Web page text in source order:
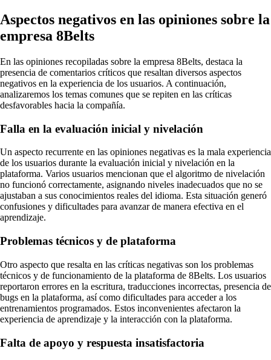
Aspectos negativos en las opiniones sobre la
empresa 8Belts
En las opiniones recopiladas sobre la empresa 8Belts, destaca la
presencia de comentarios críticos que resaltan diversos aspectos
negativos en la experiencia de los usuarios. A continuación,
analizaremos los temas comunes que se repiten en las críticas
desfavorables hacia la compañía.
Falla en la evaluación inicial y nivelación
Un aspecto recurrente en las opiniones negativas es la mala experiencia
de los usuarios durante la evaluación inicial y nivelación en la
plataforma. Varios usuarios mencionan que el algoritmo de nivelación
no funcionó correctamente, asignando niveles inadecuados que no se
ajustaban a sus conocimientos reales del idioma. Esta situación generó
confusiones y dificultades para avanzar de manera efectiva en el
aprendizaje.
Problemas técnicos y de plataforma
Otro aspecto que resalta en las críticas negativas son los problemas
técnicos y de funcionamiento de la plataforma de 8Belts. Los usuarios
reportaron errores en la escritura, traducciones incorrectas, presencia de
bugs en la plataforma, así como dificultades para acceder a los
entrenamientos programados. Estos inconvenientes afectaron la
experiencia de aprendizaje y la interacción con la plataforma.
Falta de apoyo y respuesta insatisfactoria